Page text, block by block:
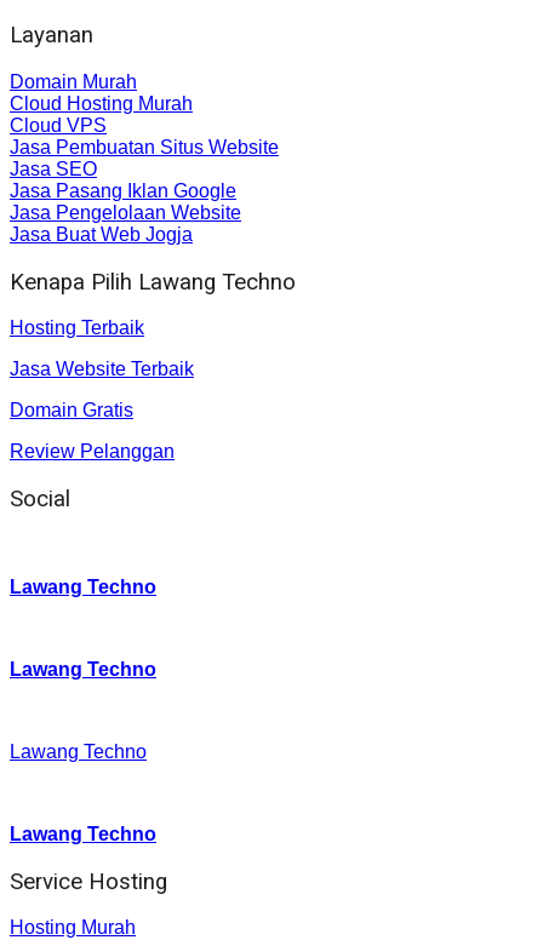
Layanan
Domain Murah
Cloud Hosting Murah
Cloud VPS
Jasa Pembuatan Situs Website
Jasa SEO
Jasa Pasang Iklan Google
Jasa Pengelolaan Website
Jasa Buat Web Jogja
Kenapa Pilih Lawang Techno
Hosting Terbaik
Jasa Website Terbaik
Domain Gratis
Review Pelanggan
Social
Lawang Techno
Lawang Techno
Lawang Techno
Lawang Techno
Service Hosting
Hosting Murah